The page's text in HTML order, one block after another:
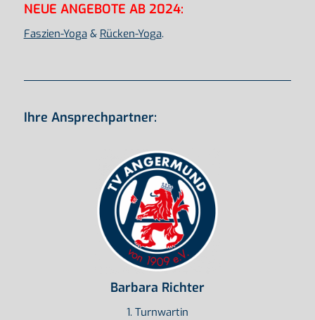
NEUE ANGEBOTE AB 2024:
Faszien-Yoga & Rücken-Yoga.
Ihre Ansprechpartner:
Barbara Richter
1. Turnwartin